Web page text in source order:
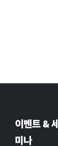
이벤트 & 세
미나